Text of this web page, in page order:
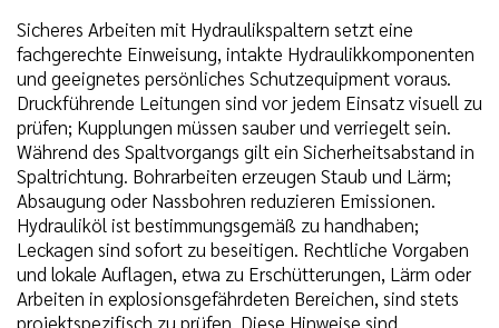
Sicheres Arbeiten mit Hydraulikspaltern setzt eine
fachgerechte Einweisung, intakte Hydraulikkomponenten
und geeignetes persönliches Schutzequipment voraus.
Druckführende Leitungen sind vor jedem Einsatz visuell zu
prüfen; Kupplungen müssen sauber und verriegelt sein.
Während des Spaltvorgangs gilt ein Sicherheitsabstand in
Spaltrichtung. Bohrarbeiten erzeugen Staub und Lärm;
Absaugung oder Nassbohren reduzieren Emissionen.
Hydrauliköl ist bestimmungsgemäß zu handhaben;
Leckagen sind sofort zu beseitigen. Rechtliche Vorgaben
und lokale Auflagen, etwa zu Erschütterungen, Lärm oder
Arbeiten in explosionsgefährdeten Bereichen, sind stets
projektspezifisch zu prüfen. Diese Hinweise sind